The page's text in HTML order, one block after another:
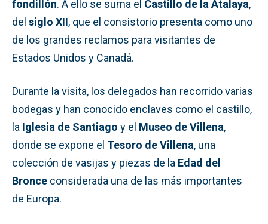
fondillón. A ello se suma el Castillo de la Atalaya,
del siglo XII, que el consistorio presenta como uno
de los grandes reclamos para visitantes de
Estados Unidos y Canadá.
Durante la visita, los delegados han recorrido varias
bodegas y han conocido enclaves como el castillo,
la Iglesia de Santiago y el Museo de Villena,
donde se expone el Tesoro de Villena, una
colección de vasijas y piezas de la Edad del
Bronce considerada una de las más importantes
de Europa.